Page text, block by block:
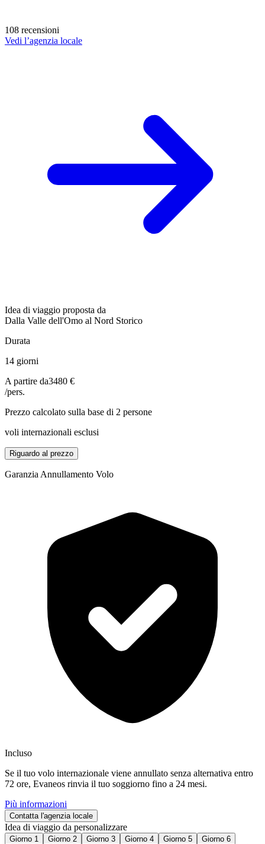
108 recensioni
Vedi l’agenzia locale
Idea di viaggio proposta da
Dalla Valle dell'Omo al Nord Storico
Durata
14 giorni
A partire da3480 €
/pers.
Prezzo calcolato sulla base di 2 persone
voli internazionali esclusi
Riguardo al prezzo
Garanzia Annullamento Volo
Incluso
Se il tuo volo internazionale viene annullato senza alternativa entro
72 ore, Evaneos rinvia il tuo soggiorno fino a 24 mesi.
Più informazioni
Contatta l'agenzia locale
Idea di viaggio da personalizzare
Giorno 1 Giorno 2 Giorno 3 Giorno 4 Giorno 5
Giorno 6